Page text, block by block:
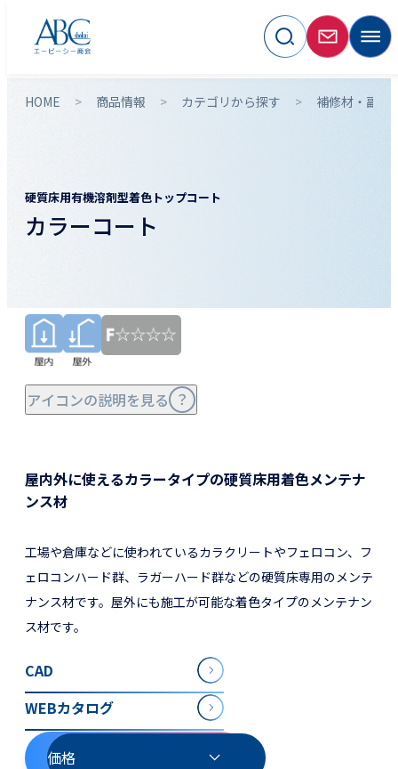
HOME 商品情報 カテゴリから探す 補修材・副資
硬質床用有機溶剤型着色トップコート
カラーコート
アイコンの説明を見る
屋内外に使えるカラータイプの硬質床用着色メンテナ
ンス材
工場や倉庫などに使われているカラクリートやフェロコン、フ
ェロコンハード群、ラガーハード群などの硬質床専用のメンテ
ナンス材です。屋外にも施工が可能な着色タイプのメンテナン
ス材です。
CAD
WEBカタログ
価格